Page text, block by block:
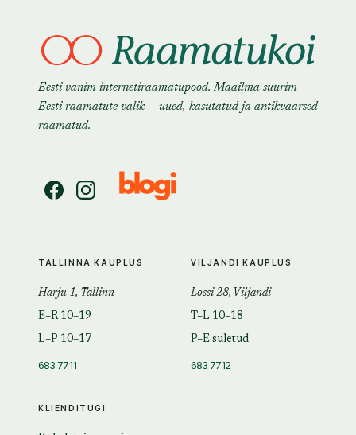
Eesti vanim internetiraamatupood. Maailma suurim
Eesti raamatute valik — uued, kasutatud ja antikvaarsed
raamatud.
KLIENDITUGI
TALLINNA KAUPLUS
Harju 1, Tallinn
E–R 10–19
L–P 10–17
683 7711
VILJANDI KAUPLUS
Lossi 28, Viljandi
T–L 10–18
P–E suletud
683 7712